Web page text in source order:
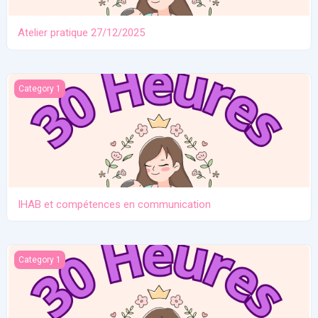
Atelier pratique 27/12/2025
IHAB et compétences en communication
Category 1
IHAB et compétences en communication
Contraception. Allaitement en situation de crise
Category 1